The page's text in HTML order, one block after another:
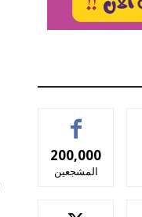
200,000
المشجعين